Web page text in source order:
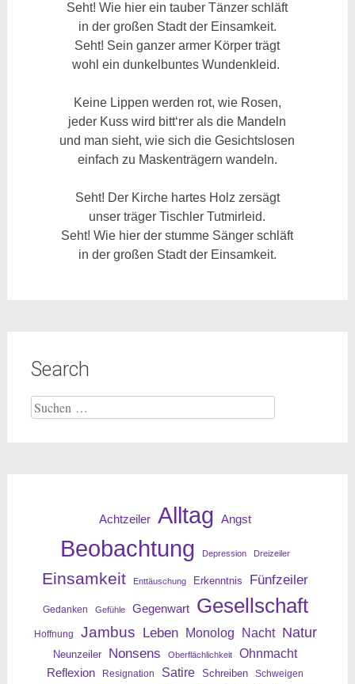
Seht! Wie hier ein tauber Tänzer schläft
in der großen Stadt der Einsamkeit.
Seht! Sein ganzer armer Körper trägt
wohl ein dunkelbuntes Wundenkleid.
Keine Lippen werden rot, wie Rosen,
jeder Kuss wird bitt‘rer als die Mandeln
und man sieht, wie sich die Gesichtslosen
einfach zu Maskenträgern wandeln.
Seht! Der Kirche hartes Holz zersägt
unser träger Tischler Tutmirleid.
Seht! Wie hier der stumme Sänger schläft
in der großen Stadt der Einsamkeit.
Search
Suche
nach:
Achtzeiler Alltag Angst
Beobachtung Depression Dreizeiler
Einsamkeit Enttäuschung Erkenntnis Fünfzeiler
Gedanken Gefühle Gegenwart Gesellschaft
Hoffnung Jambus Leben Monolog Nacht Natur
Neunzeiler Nonsens Oberflächlichkeit
Ohnmacht
Reflexion
Resignation Satire Schreiben Schweigen